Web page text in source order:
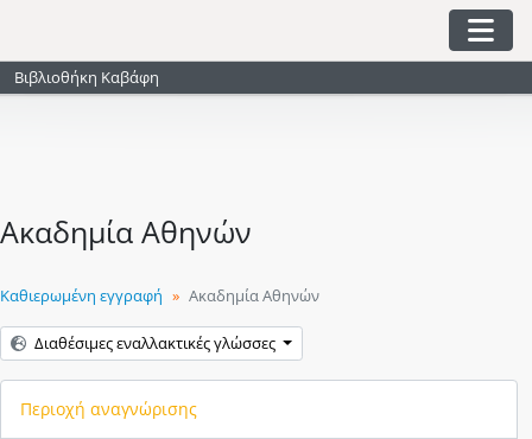
Βιβλιοθήκη Καβάφη
Ακαδημία Αθηνών
Καθιερωμένη εγγραφή Ακαδημία Αθηνών
Διαθέσιμες εναλλακτικές γλώσσες
Περιοχή αναγνώρισης